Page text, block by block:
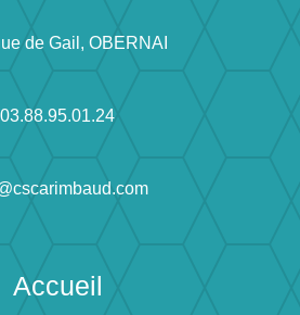
de Gail, OBERNAI
03.88.95.01.24
Accueil